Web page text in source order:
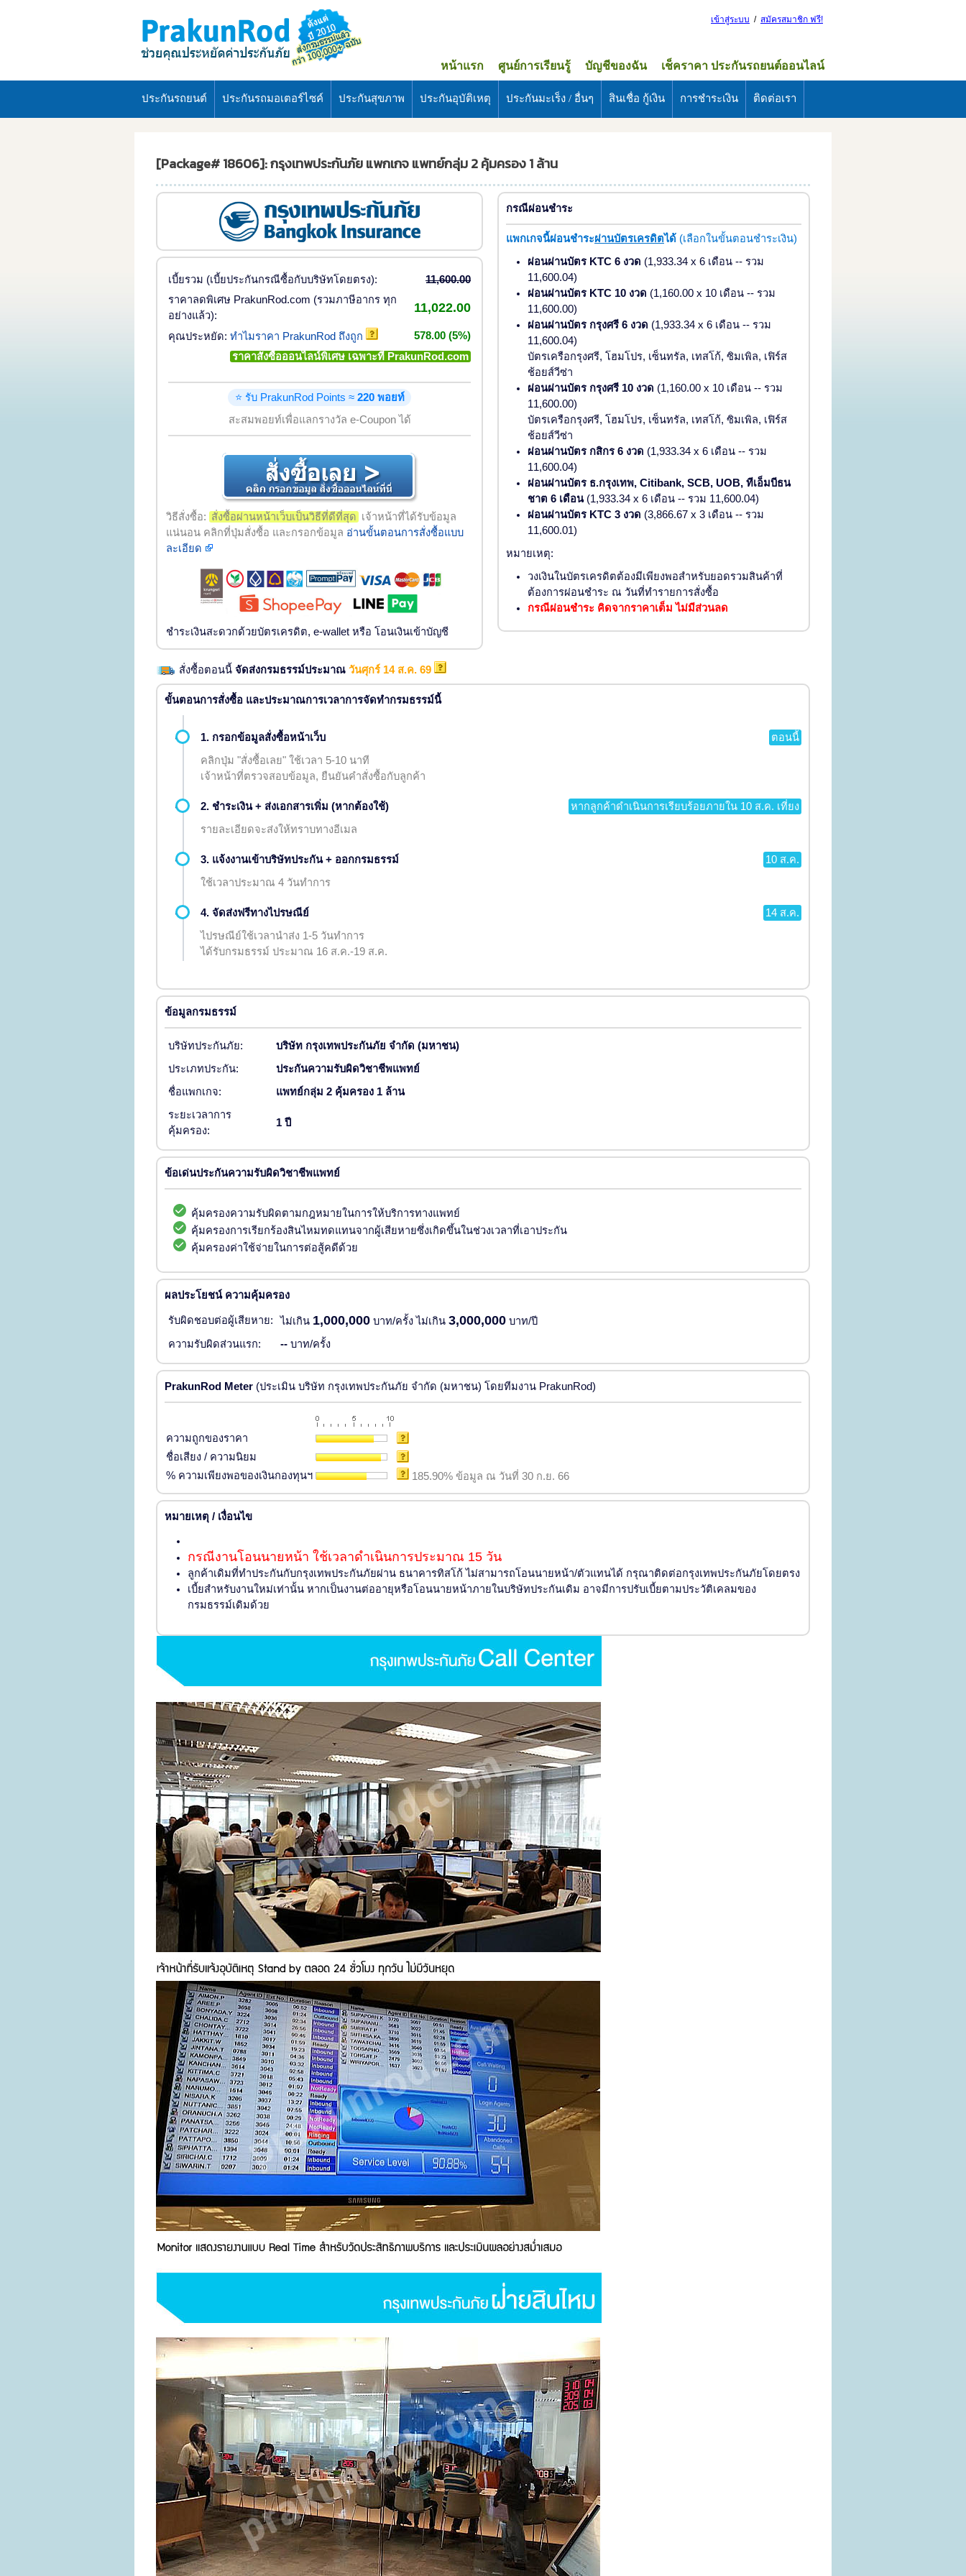
เข้าสู่ระบบ / สมัครสมาชิก ฟรี!
เช็คราคา ประกันรถยนต์ออนไลน์
บัญชีของฉัน
ศูนย์การเรียนรู้
หน้าแรก
ประกันรถยนต์ ประกันรถมอเตอร์ไซค์ ประกันสุขภาพ ประกันอุบัติเหตุ ประกันมะเร็ง / อื่นๆ สินเชื่อ กู้เงิน การชำระเงิน ติดต่อเรา
[Package# 18606]: กรุงเทพประกันภัย แพกเกจ แพทย์กลุ่ม 2 คุ้มครอง 1 ล้าน
เบี้ยรวม (เบี้ยประกันกรณีซื้อกับบริษัทโดยตรง):
11,600.00
ราคาลดพิเศษ PrakunRod.com (รวมภาษีอากร ทุก
อย่างแล้ว):
11,022.00
คุณประหยัด: ทำไมราคา PrakunRod ถึงถูก
578.00 (5%)
ราคาสั่งซื้อออนไลน์พิเศษ เฉพาะที่ PrakunRod.com
⭐ รับ PrakunRod Points ≈ 220 พอยท์
สะสมพอยท์เพื่อแลกรางวัล e-Coupon ได้
วิธีสั่งซื้อ: สั่งซื้อผ่านหน้าเว็บเป็นวิธีที่ดีที่สุด เจ้าหน้าที่ได้รับข้อมูล
แน่นอน คลิกที่ปุ่มสั่งซื้อ และกรอกข้อมูล อ่านขั้นตอนการสั่งซื้อแบบ
ละเอียด
ชำระเงินสะดวกด้วยบัตรเครดิต, e-wallet หรือ โอนเงินเข้าบัญชี
กรณีผ่อนชำระ
แพกเกจนี้ผ่อนชำระผ่านบัตรเครดิตได้ (เลือกในขั้นตอนชำระเงิน)
ผ่อนผ่านบัตร KTC 6 งวด (1,933.34 x 6 เดือน -- รวม
11,600.04)
ผ่อนผ่านบัตร KTC 10 งวด (1,160.00 x 10 เดือน -- รวม
11,600.00)
ผ่อนผ่านบัตร กรุงศรี 6 งวด (1,933.34 x 6 เดือน -- รวม
11,600.04)
บัตรเครือกรุงศรี, โฮมโปร, เซ็นทรัล, เทสโก้, ซิมเพิล, เฟิร์ส
ช้อยส์วีซ่า
ผ่อนผ่านบัตร กรุงศรี 10 งวด (1,160.00 x 10 เดือน -- รวม
11,600.00)
บัตรเครือกรุงศรี, โฮมโปร, เซ็นทรัล, เทสโก้, ซิมเพิล, เฟิร์ส
ช้อยส์วีซ่า
ผ่อนผ่านบัตร กสิกร 6 งวด (1,933.34 x 6 เดือน -- รวม
11,600.04)
ผ่อนผ่านบัตร ธ.กรุงเทพ, Citibank, SCB, UOB, ทีเอ็มบีธน
ชาต 6 เดือน(1,933.34 x 6 เดือน -- รวม 11,600.04)
ผ่อนผ่านบัตร KTC 3 งวด (3,866.67 x 3 เดือน -- รวม
11,600.01)
หมายเหตุ:
วงเงินในบัตรเครดิตต้องมีเพียงพอสำหรับยอดรวมสินค้าที่
ต้องการผ่อนชำระ ณ วันที่ทำรายการสั่งซื้อ
กรณีผ่อนชำระ คิดจากราคาเต็ม ไม่มีส่วนลด
สั่งซื้อตอนนี้ จัดส่งกรมธรรม์ประมาณ วันศุกร์ 14 ส.ค. 69
ขั้นตอนการสั่งซื้อ และประมาณการเวลาการจัดทำกรมธรรม์นี้
1. กรอกข้อมูลสั่งซื้อหน้าเว็บ
ตอนนี้
คลิกปุ่ม "สั่งซื้อเลย" ใช้เวลา 5-10 นาที
เจ้าหน้าที่ตรวจสอบข้อมูล, ยืนยันคำสั่งซื้อกับลูกค้า
2. ชำระเงิน + ส่งเอกสารเพิ่ม (หากต้องใช้)
หากลูกค้าดำเนินการเรียบร้อยภายใน 10 ส.ค. เที่ยง
รายละเอียดจะส่งให้ทราบทางอีเมล
3. แจ้งงานเข้าบริษัทประกัน + ออกกรมธรรม์
10 ส.ค.
ใช้เวลาประมาณ 4 วันทำการ
4. จัดส่งฟรีทางไปรษณีย์
14 ส.ค.
ไปรษณีย์ใช้เวลานำส่ง 1-5 วันทำการ
ได้รับกรมธรรม์ ประมาณ 16 ส.ค.-19 ส.ค.
ข้อมูลกรมธรรม์
บริษัทประกันภัย:
บริษัท กรุงเทพประกันภัย จำกัด (มหาชน)
ประเภทประกัน:
ประกันความรับผิดวิชาชีพแพทย์
ชื่อแพกเกจ:
แพทย์กลุ่ม 2 คุ้มครอง 1 ล้าน
ระยะเวลาการ
คุ้มครอง:
1 ปี
ข้อเด่นประกันความรับผิดวิชาชีพแพทย์
คุ้มครองความรับผิดตามกฎหมายในการให้บริการทางแพทย์
คุ้มครองการเรียกร้องสินไหมทดแทนจากผู้เสียหายซึ่งเกิดขึ้นในช่วงเวลาที่เอาประกัน
คุ้มครองค่าใช้จ่ายในการต่อสู้คดีด้วย
ผลประโยชน์ ความคุ้มครอง
รับผิดชอบต่อผู้เสียหาย: ไม่เกิน 1,000,000 บาท/ครั้ง ไม่เกิน 3,000,000 บาท/ปี
ความรับผิดส่วนแรก:
-- บาท/ครั้ง
PrakunRod Meter (ประเมิน บริษัท กรุงเทพประกันภัย จำกัด (มหาชน) โดยทีมงาน PrakunRod)
ความถูกของราคา
ชื่อเสียง / ความนิยม
% ความเพียงพอของเงินกองทุนฯ
185.90% ข้อมูล ณ วันที่ 30 ก.ย. 66
หมายเหตุ / เงื่อนไข
กรณีงานโอนนายหน้า ใช้เวลาดำเนินการประมาณ 15 วัน
ลูกค้าเดิมที่ทำประกันกับกรุงเทพประกันภัยผ่าน ธนาคารทิสโก้ ไม่สามารถโอนนายหน้า/ตัวแทนได้ กรุณาติดต่อกรุงเทพประกันภัยโดยตรง
เบี้ยสำหรับงานใหม่เท่านั้น หากเป็นงานต่ออายุหรือโอนนายหน้าภายในบริษัทประกันเดิม อาจมีการปรับเบี้ยตามประวัติเคลมของ
กรมธรรม์เดิมด้วย